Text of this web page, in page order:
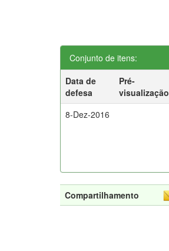
Conjunto de itens:
Data de
defesa
Pré-
visualização
8-Dez-2016
Compartilhamento